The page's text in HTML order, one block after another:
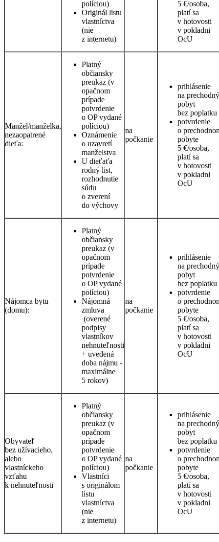
políciou)
Originál listu
vlastníctva
(nie
z internetu)
5 €/osoba,
platí sa
v hotovosti
v pokladni
OcU
Manžel/manželka,
nezaopatrené
dieťa:
Platný
občiansky
preukaz (v
opačnom
prípade
potvrdenie
o OP vydané
políciou)
Oznámenie
o uzavretí
manželstva
U dieťaťa
rodný list,
rozhodnutie
súdu
o zverení
do výchovy
na
počkanie
prihlásenie
na prechodný
pobyt
bez poplatku
potvrdenie
o
pobyte
5 €/osoba,
platí sa
v hotovosti
v pokladni
OcU
Nájomca bytu
(domu):
Platný
občiansky
preukaz (v
opačnom
prípade
potvrdenie
o OP vydané
políciou)
Nájomná
zmluva
(overené
podpisy
vlastníkov
nehnuteľnosti
+ uvedená
doba nájmu -
maximálne
5 rokov)
na
počkanie
prihlásenie
na prechodný
pobyt
bez poplatku
potvrdenie
o
pobyte
5 €/osoba,
platí sa
v hotovosti
v pokladni
OcU
Obyvateľ
bez užívacieho,
alebo
vlastníckeho
vzťahu
k nehnuteľnosti
Platný
občiansky
preukaz (v
opačnom
prípade
potvrdenie
o OP vydané
políciou)
Vlastníci
s originálom
listu
vlastníctva
(nie
z internetu)
na
počkanie
prihlásenie
na prechodný
pobyt
bez poplatku
potvrdenie
o
pobyte
5 €/osoba,
platí sa
v hotovosti
v pokladni
OcU